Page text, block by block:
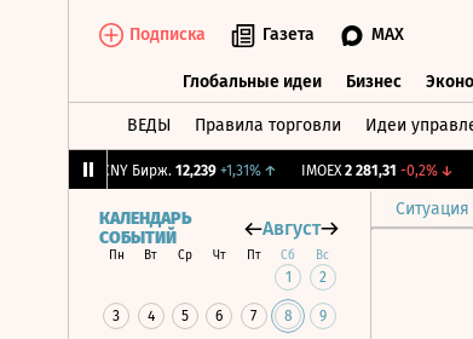
Подписка Газета MAX
Глобальные идеи Бизнес
ВЕДЫ Правила торговли Идеи
CNY Бирж. 12,239 +1,31%↑ IMOEX 2 281,31 -0,2%↓
КАЛЕНДАРЬ
СОБЫТИЙ
Август
Пн Вт Ср Чт Пт Сб Вс
1 2
3 4 5 6 7 8 9